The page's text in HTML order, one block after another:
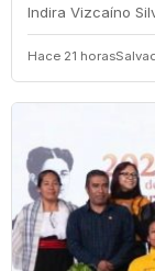
Indira Vizcaíno
Hace 21 horas